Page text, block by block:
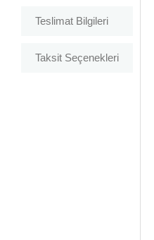
Teslimat Bilgileri
Taksit Seçenekleri